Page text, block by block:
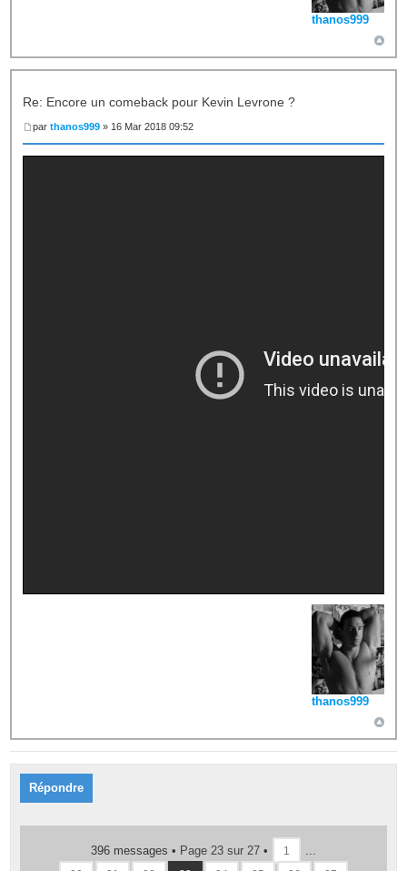
thanos999
Re: Encore un comeback pour Kevin Levrone ?
parthanos999 » 16 Mar 2018 09:52
thanos999
Répondre
396 messages • Page 23 sur 27 • 1